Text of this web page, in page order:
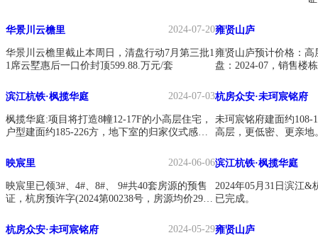
华景川云檐里
2024-07-20
华景川云檐里截止本周日，清盘行动7月第三批1
1席云墅惠后一口价封顶599.88.万元/套
雍贤山庐
雍贤山庐预计价格：高
盘：2024-07，销售楼
㎡、127㎡，房源套数
2026年年初。
滨江杭铁·枫揽华庭 2024-07-03
枫揽华庭:项目将打造8幢12-17F的小高层住宅，
户型建面约185-226方，地下室的归家仪式感来
杭房众安·未珂宸铭府
未珂宸铭府建面约108-
高层，更低密、更亲
品。
映宸里 2024-06-06
映宸里已领3#、4#、8#、 9#共40套房源的预售
证，杭房预许字(2024第00238号，房源均价2931
滨江杭铁·枫揽华庭
2024年05月31日滨江&
已完成。
杭房众安·未珂宸铭府 2024-05-29雍贤山庐